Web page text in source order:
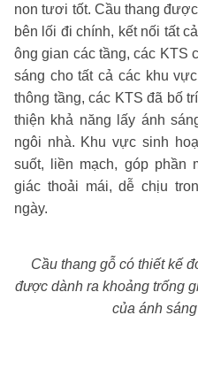
non tươi tốt. Cầu thang
bên lối đi chính, kết nối tất
ông gian các tầng, các KTS
sáng cho tất cả các khu
thông tầng, các KTS đã bố
thiện khả năng lấy ánh
ngôi nhà. Khu vực sinh
suốt, liền mạch, góp phần
giác thoải mái, dễ chịu
ngày.
Cầu thang gỗ có thiết kế
được dành ra khoảng trống
của ánh